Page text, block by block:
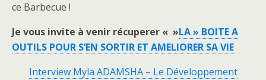
ce Barbecue !
Je vous invite à venir récuperer « »LA » BOITE A
OUTILS POUR S’EN SORTIR ET AMELIORER SA VIE
Interview Myla ADAMSHA – Le Développement